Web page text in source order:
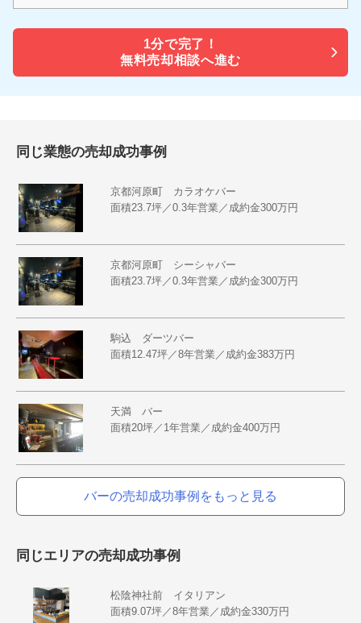
1分で完了！
無料売却相談へ進む
同じ業態の売却成功事例
京都河原町 カラオケバー
面積23.7坪／0.3年営業／成約金300万円
京都河原町 シーシャバー
面積23.7坪／0.3年営業／成約金300万円
駒込 ダーツバー
面積12.47坪／8年営業／成約金383万円
天満 バー
面積20坪／1年営業／成約金400万円
バーの売却成功事例をもっと見る
同じエリアの売却成功事例
松陰神社前 イタリアン
面積9.07坪／8年営業／成約金330万円